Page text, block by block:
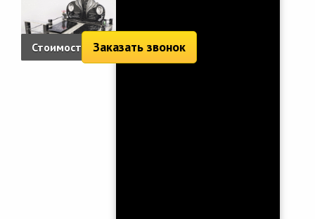
Стоимость: 6 723 руб.
Заказать звонок